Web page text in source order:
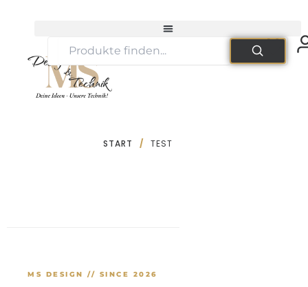
START / TEST
MS DESIGN // SINCE 2026